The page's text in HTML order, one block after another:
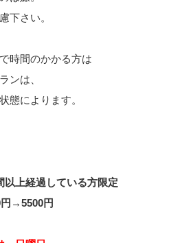
下さい。
時間のかかる方は
ンは、
態によります。
上経過している方限定
→5500円